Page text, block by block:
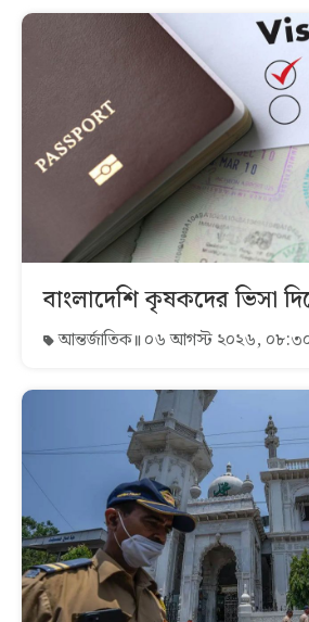
বাংলাদেশি কৃষকদের ভিসা
আন্তর্জাতিক ০৬ আগস্ট ২০২৬,